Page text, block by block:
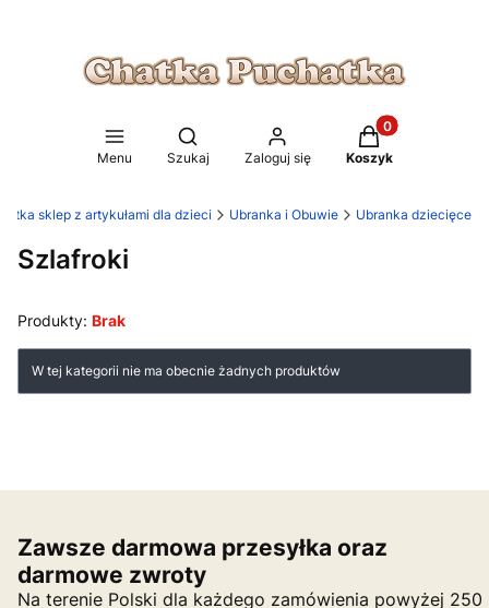
Menu
Otwórz wyszukiwarkę
Szukaj Zaloguj się
Produkty w
Koszyk
sklep z artykułami dla dzieci Ubranka i Obuwie Ubranka dziecięce
Szlafroki
Produkty: Brak
Lista produktów
W tej kategorii nie ma obecnie żadnych produktów
Zawsze darmowa przesyłka oraz
darmowe zwroty
Na terenie Polski dla każdego zamówienia powyżej 250